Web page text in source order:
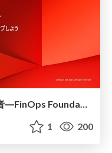
今日からあなたもFinOps有識者―FinOps Foundationを活用して効率的にスキルアップしよう #LFJapanCommunityDays
1 200